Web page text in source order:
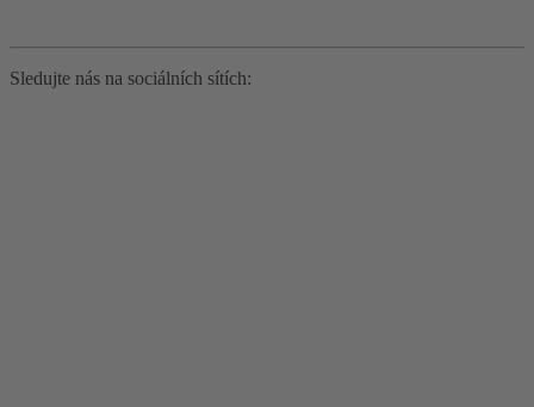
Sledujte nás na sociálních sítích: